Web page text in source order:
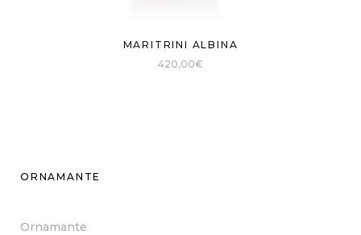
MARITRINI ALBINA
420,00€
ORNAMANTE
Ornamante